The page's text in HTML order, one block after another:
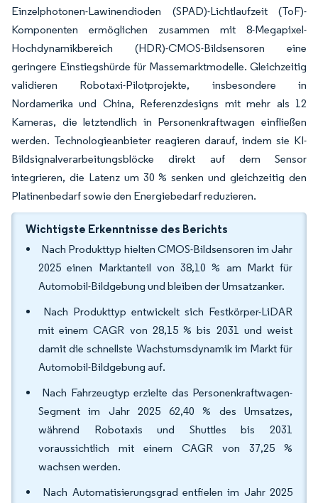
Einzelphotonen-Lawinendioden (SPAD)-Lichtlaufzeit (ToF)-
Komponenten ermöglichen zusammen mit 8-Megapixel-
Hochdynamikbereich (HDR)-CMOS-Bildsensoren eine
geringere Einstiegshürde für Massemarktmodelle. Gleichzeitig
validieren Robotaxi-Pilotprojekte, insbesondere in
Nordamerika und China, Referenzdesigns mit mehr als 12
Kameras, die letztendlich in Personenkraftwagen einfließen
werden. Technologieanbieter reagieren darauf, indem sie KI-
Bildsignalverarbeitungsblöcke direkt auf dem Sensor
integrieren, die Latenz um 30 % senken und gleichzeitig den
Platinenbedarf sowie den Energiebedarf reduzieren.
Wichtigste Erkenntnisse des Berichts
Nach Produkttyp hielten CMOS-Bildsensoren im Jahr
2025 einen Marktanteil von 38,10 % am Markt für
Automobil-Bildgebung und bleiben der Umsatzanker.
Nach Produkttyp entwickelt sich Festkörper-LiDAR
mit einem CAGR von 28,15 % bis 2031 und weist
damit die schnellste Wachstumsdynamik im Markt für
Automobil-Bildgebung auf.
Nach Fahrzeugtyp erzielte das Personenkraftwagen-
Segment im Jahr 2025 62,40 % des Umsatzes,
während Robotaxis und Shuttles bis 2031
voraussichtlich mit einem CAGR von 37,25 %
wachsen werden.
Nach Automatisierungsgrad entfielen im Jahr 2025